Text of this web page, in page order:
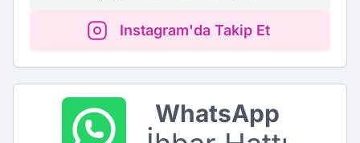
Instagram'da Takip Et
WhatsApp